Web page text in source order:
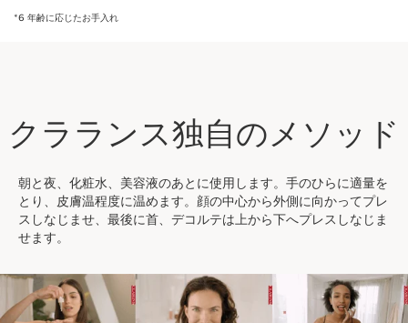
*6 年齢に応じたお手入れ
クラランス独自のメソッド
朝と夜、化粧水、美容液のあとに使用します。手のひらに適量を
とり、皮膚温程度に温めます。顔の中心から外側に向かってプレ
スしなじませ、最後に首、デコルテは上から下へプレスしなじま
せます。